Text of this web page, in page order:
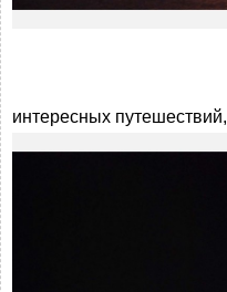
интересных путешествий,